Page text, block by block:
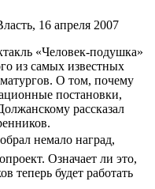
16 апреля 2007
«Человек-подушка»
из самых известных
О том, почему
постановки,
рассказал
немало наград,
Означает ли это,
теперь будет работать